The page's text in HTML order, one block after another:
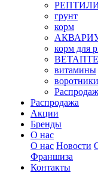
грунт
корм
корм для
витамины
воротники
Распродажа
Акции
Бренды
О нас
О нас Новости
Франшиза
Контакты